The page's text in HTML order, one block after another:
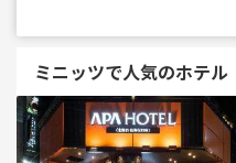
ミニッツで人気のホテル